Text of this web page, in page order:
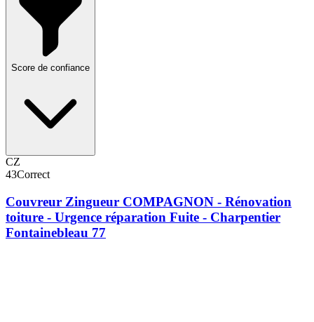
Score de confiance
CZ
43Correct
Couvreur Zingueur COMPAGNON - Rénovation
toiture - Urgence réparation Fuite - Charpentier
Fontainebleau 77